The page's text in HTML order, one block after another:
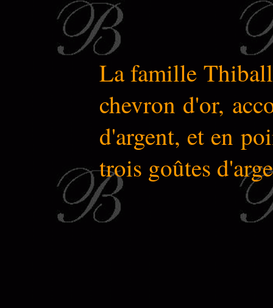
La famille
chevron d'or,
d'argent, et en
trois goûtes